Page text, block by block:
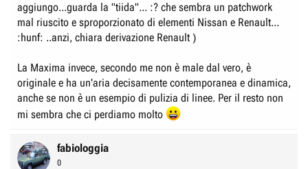
aggiungo...guarda la "tiida"... :? che sembra un patchwork
mal riuscito e sproporzionato di elementi Nissan e Renault...
:hunf: ..anzi, chiara derivazione Renault )
La Maxima invece, secondo me non è male dal vero, è
originale e ha un'aria decisamente contemporanea e dinamica,
anche se non è un esempio di pulizia di linee. Per il resto non
mi sembra che ci perdiamo molto
fabiologgia
0